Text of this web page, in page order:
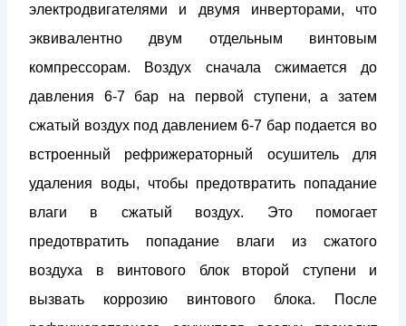
электродвигателями и двумя инверторами, что
эквивалентно двум отдельным винтовым
компрессорам. Воздух сначала сжимается до
давления 6-7 бар на первой ступени, а затем
сжатый воздух под давлением 6-7 бар подается во
встроенный рефрижераторный осушитель для
удаления воды, чтобы предотвратить попадание
влаги в сжатый воздух. Это помогает
предотвратить попадание влаги из сжатого
воздуха в винтового блок второй ступени и
вызвать коррозию винтового блока. После